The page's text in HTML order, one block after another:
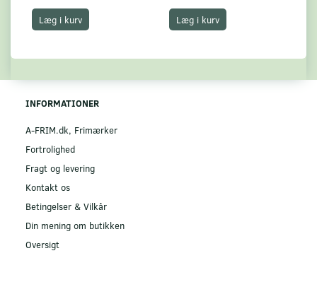
Læg i kurv Læg i kurv
INFORMATIONER
A-FRIM.dk, Frimærker
Fortrolighed
Fragt og levering
Kontakt os
Betingelser & Vilkår
Din mening om butikken
Oversigt